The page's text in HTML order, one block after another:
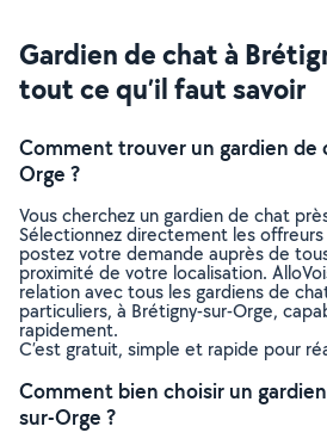
Gardien de chat à
tout ce qu’il faut savoir
Comment trouver un gardien de
Orge ?
Vous cherchez un gardien de chat
Sélectionnez directement les
postez votre demande auprès de
proximité de votre localisation.
relation avec tous les gardiens de
particuliers, à Brétigny-sur-Orge,
rapidement.
C’est gratuit, simple et rapide pour
Comment bien choisir un
sur-Orge ?